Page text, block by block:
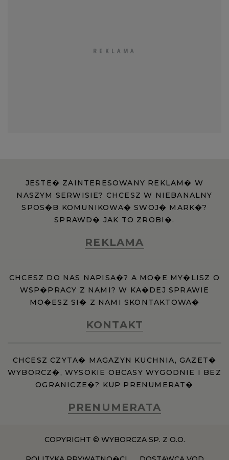
JESTE� ZAINTERESOWANY REKLAM� W
NASZYM SERWISIE? CHCESZ W NIEBANALNY
SPOS�B KOMUNIKOWA� SWOJ� MARK�?
SPRAWD� JAK TO ZROBI�.
REKLAMA
CHCESZ DO NAS NAPISA�? A MO�E MY�LISZ O
WSP�PRACY Z NAMI? W KA�DEJ SPRAWIE
MO�ESZ SI� Z NAMI SKONTAKTOWA�
KONTAKT
CHCESZ CZYTA� MAGAZYN KUCHNIA, GAZET�
WYBORCZ�, WYSOKIE OBCASY WYGODNIE I BEZ
OGRANICZE�? KUP PRENUMERAT�
PRENUMERATA
COPYRIGHT © WYBORCZA SP. Z O.O.